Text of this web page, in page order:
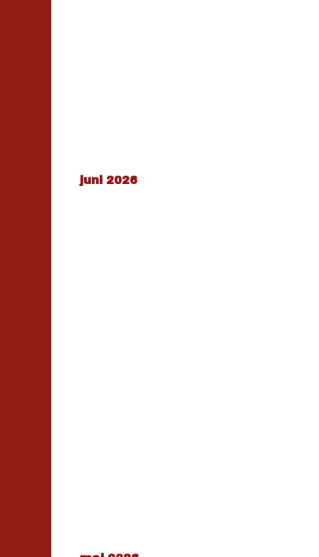
juni 2026